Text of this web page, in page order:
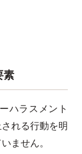
素
ハラスメント
れる行動を明
ません。